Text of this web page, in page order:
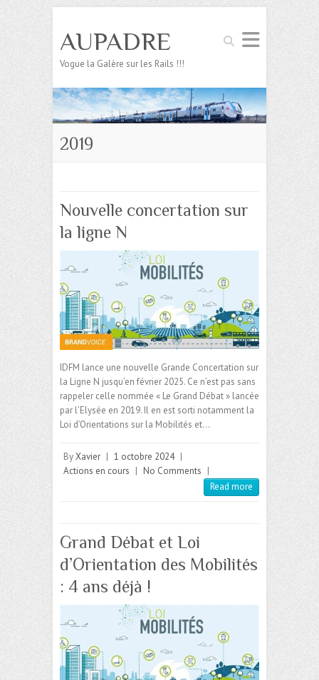
Search
AUPADRE
Vogue la Galère sur les Rails !!!
2019
Nouvelle concertation sur
la ligne N
IDFM lance une nouvelle Grande Concertation sur
la Ligne N jusqu’en février 2025. Ce n’est pas sans
rappeler celle nommée « Le Grand Débat » lancée
par l’Elysée en 2019. Il en est sorti notamment la
Loi d’Orientations sur la Mobilités et…
ByXavier | 1 octobre 2024 |
Actions en cours | No Comments |
Read more
Grand Débat et Loi
d’Orientation des Mobilités
: 4 ans déjà !